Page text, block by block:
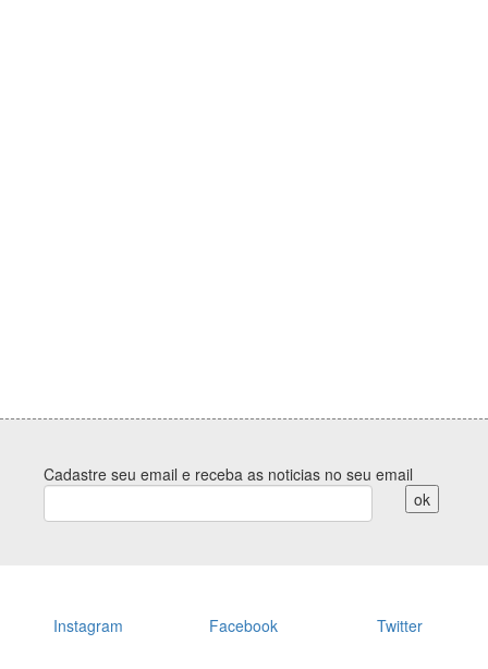
Cadastre seu email e receba as noticias no seu email
Instagram Facebook Twitter